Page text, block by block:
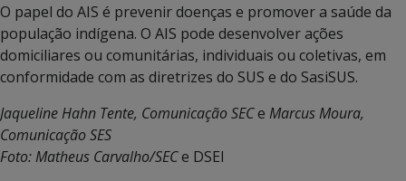
O papel do AIS é prevenir doenças e promover a saúde da
população indígena. O AIS pode desenvolver ações
domiciliares ou comunitárias, individuais ou coletivas, em
conformidade com as diretrizes do SUS e do SasiSUS.
Jaqueline Hahn Tente, Comunicação SECe Marcus Moura,
Comunicação SES
Foto: Matheus Carvalho/SECe DSEI